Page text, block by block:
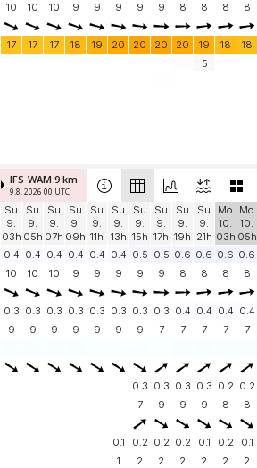
10
10 10 9 9 9 9 9 8 8 8 8
17 17 17 18 19 20 20 20 20 19 18 18
5
IFS-WAM 9 km
9.8. 2026 00 UTC
Su
9.
03h
Su
9.
05h
Su
9.
07h
Su
9.
09h
Su
9.
11h
Su
9.
13h
Su
9.
15h
Su
9.
17h
Su
9.
19h
Su
9.
21h
Mo
10.
03h
Mo
10.
05h
0.4 0.4 0.4 0.4 0.4 0.4 0.5 0.5 0.6 0.6 0.6 0.6
10
10 10 9 9 9 9 9 8 8 8 8
0.3 0.3 0.3 0.3 0.3 0.3 0.3 0.3 0.4 0.4 0.4 0.4
9
9 9 9 9 9 9 7 7 7 7 7
0.3 0.3 0.3 0.3 0.2 0.2
7
9 9 9 8 8
0.1 0.2 0.2 0.2 0.1 0.2 0.1
1
2 2 2 2 2 2